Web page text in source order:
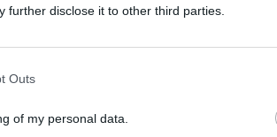
further disclose it to other third parties.
Outs
of my personal data.
Λιάγκας, με την Φαίη
ζωντανά. Τον είχαμε
είπε με τη σειρά της